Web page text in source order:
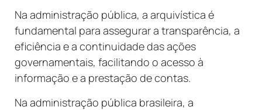
Na administração pública, a arquivística é
fundamental para assegurar a transparência, a
eficiência e a continuidade das ações
governamentais, facilitando o acesso à
informação e a prestação de contas.
Na administração pública brasileira, a